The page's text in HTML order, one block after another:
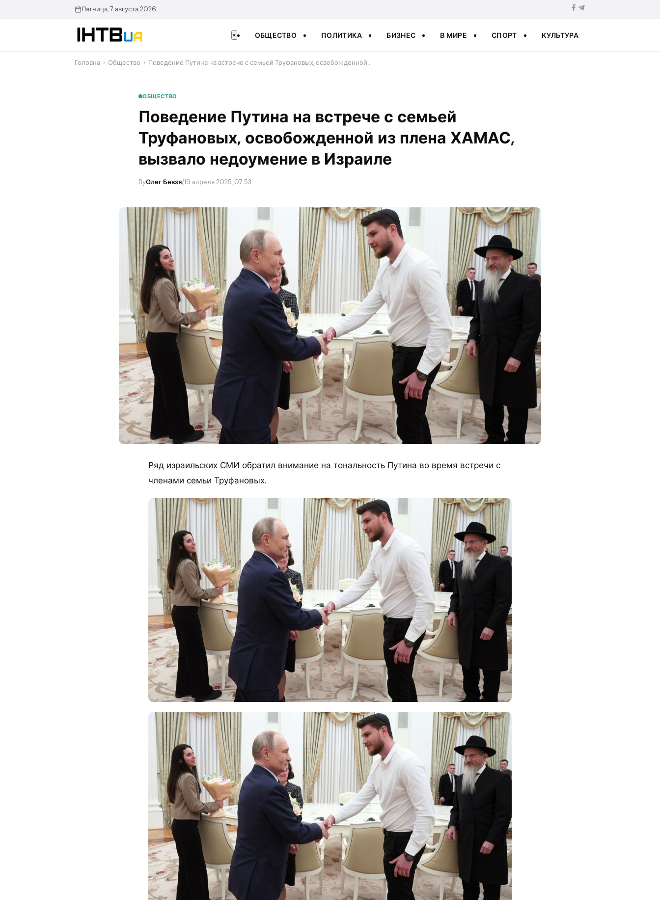
Пятница, 7 августа 2026
× ОБЩЕСТВО ПОЛИТИКА БИЗНЕС В МИРЕ СПОРТ КУЛЬТУРА
Головна › Общество › Поведение Путина на встрече с семьей Труфановых, освобожденной…
ОБЩЕСТВО
Поведение Путина на встрече с семьей
Труфановых, освобожденной из плена ХАМАС,
вызвало недоумение в Израиле
ByОлег Бевзя/19 апреля 2025, 07:53
Ряд израильских СМИ обратил внимание на тональность Путина во время встречи с
членами семьи Труфановых.